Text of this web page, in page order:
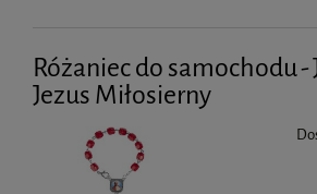
Różaniec do samochodu -
Jezus Miłosierny